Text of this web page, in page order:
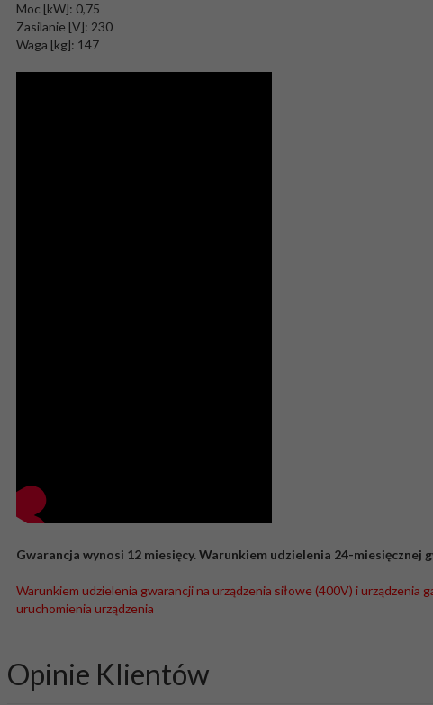
Moc [kW]: 0,75
Zasilanie [V]: 230
Waga [kg]: 147
Gwarancja wynosi 12 miesięcy. Warunkiem udzielenia 24-
Warunkiem udzielenia gwarancji na urządzenia siłowe (400V) i
uruchomienia urządzenia
Opinie Klientów